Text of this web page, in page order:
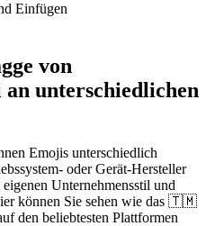
Einfügen
von
unterschiedlichen
Emojis unterschiedlich
oder Gerät-Hersteller
Unternehmensstil und
können Sie sehen wie das 🇹🇲
den beliebtesten Plattformen